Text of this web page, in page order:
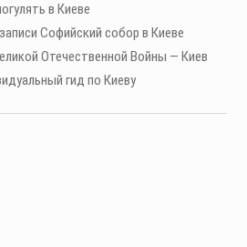
в Киеве
Софийский собор в Киеве
Отечественной Войны — Киев
гид по Киеву